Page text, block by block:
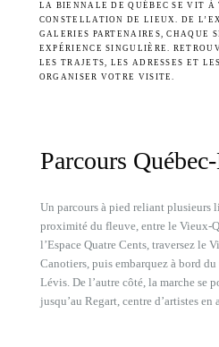
LA BIENNALE DE QUÉBEC SE VIT À
CONSTELLATION DE LIEUX. DE
GALERIES PARTENAIRES, CHAQUE
EXPÉRIENCE SINGULIÈRE.
LES TRAJETS, LES ADRESSES ET
ORGANISER VOTRE VISITE.
Parcours
Un parcours à pied reliant plusieurs
proximité du fleuve, entre le Vieux-
l’Espace Quatre Cents, traversez le
Canotiers, puis embarquez à bord
Lévis. De l’autre côté, la marche se
jusqu’au Regart, centre d’artistes en